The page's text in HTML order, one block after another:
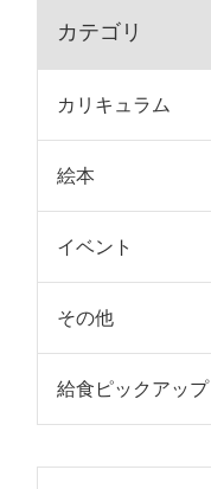
カテゴリ
カリキュラム
絵本
イベント
その他
給食ピックアップ